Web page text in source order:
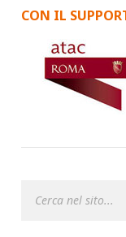
CON IL